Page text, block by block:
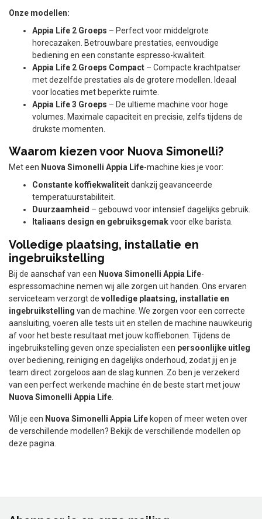
Onze modellen:
Appia Life 2 Groeps – Perfect voor middelgrote
horecazaken. Betrouwbare prestaties, eenvoudige
bediening en een constante espresso-kwaliteit.
Appia Life 2 Groeps Compact – Compacte krachtpatser
met dezelfde prestaties als de grotere modellen. Ideaal
voor locaties met beperkte ruimte.
Appia Life 3 Groeps – De ultieme machine voor hoge
volumes. Maximale capaciteit en precisie, zelfs tijdens de
drukste momenten.
Waarom kiezen voor Nuova Simonelli?
Met een Nuova Simonelli Appia Life-machine kies je voor:
Constante koffiekwaliteitdankzij geavanceerde
temperatuurstabiliteit.
Duurzaamheid – gebouwd voor intensief dagelijks gebruik.
Italiaans design en gebruiksgemakvoor elke barista.
Volledige plaatsing, installatie en
ingebruikstelling
Bij de aanschaf van een Nuova Simonelli Appia Life-
espressomachine nemen wij alle zorgen uit handen. Ons ervaren
serviceteam verzorgt de volledige plaatsing, installatie en
ingebruikstelling van de machine. We zorgen voor een correcte
aansluiting, voeren alle tests uit en stellen de machine nauwkeurig
af voor het beste resultaat met jouw koffiebonen. Tijdens de
ingebruikstelling geven onze specialisten een persoonlijke uitleg
over bediening, reiniging en dagelijks onderhoud, zodat jij en je
team direct zorgeloos aan de slag kunnen. Zo ben je verzekerd
van een perfect werkende machine én de beste start met jouw
Nuova Simonelli Appia Life
Wil je een Nuova Simonelli Appia Life kopen of meer weten over
de verschillende modellen? Bekijk de verschillende modellen op
deze pagina.